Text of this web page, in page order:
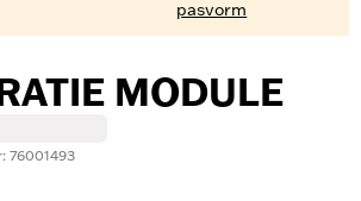
pasvorm
MODULE
76001493